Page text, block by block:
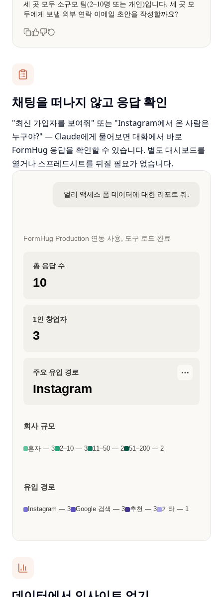
1 sarah.chen@buildfast.io
B2B SaaS를 위한 AI 온보
딩 도구
2 anya@craftlms.com
LMS
3
두에게 보낼 외부 연락 이메일 초안을 작성할까요?
채팅을 떠나지 않고 응답 확인
"최신 가입자를 보여줘" 또는 "Instagram에서 온 사람은
누구야?" — Claude에게 물어보면 대화에서 바로
FormHug 응답을 확인할 수 있습니다. 별도 대시보드를
열거나 스프레드시트를 뒤질 필요가 없습니다.
FormHug Production 연동 사용, 도구 로드 완료
10
3
Instagram